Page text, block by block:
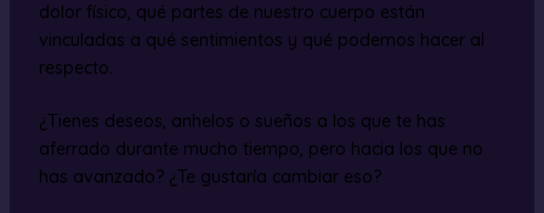
dolor físico, qué partes de nuestro cuerpo están
vinculadas a qué sentimientos y qué podemos hacer al
respecto.
¿Tienes deseos, anhelos o sueños a los que te has
aferrado durante mucho tiempo, pero hacia los que no
has avanzado? ¿Te gustaría cambiar eso?